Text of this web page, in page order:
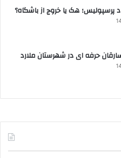
پرسپولیس؛ هک یا خروج از باشگاه؟
حرفه ای در شهرستان ملارد